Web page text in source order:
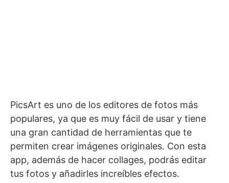
PicsArt es uno de los editores de fotos más
populares, ya que es muy fácil de usar y tiene
una gran cantidad de herramientas que te
permiten crear imágenes originales. Con esta
app, además de hacer collages, podrás editar
tus fotos y añadirles increíbles efectos.